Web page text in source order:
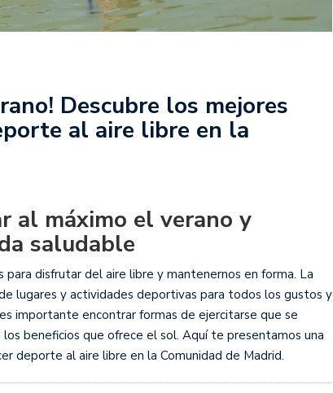
Descubre los mejores
al aire libre en la
al máximo el verano y
saludable
disfrutar del aire libre y mantenernos en forma. La
lugares y actividades deportivas para todos los gustos y
importante encontrar formas de ejercitarse que se
beneficios que ofrece el sol. Aquí te presentamos una
deporte al aire libre en la Comunidad de Madrid.